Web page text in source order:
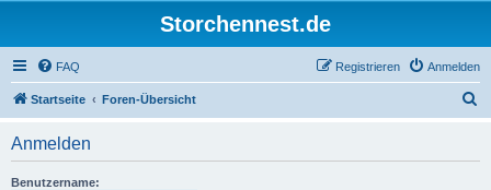
Storchennest.de
FAQ Anmelden
Registrieren
Startseite Foren-Übersicht
Anmelden
Benutzername: